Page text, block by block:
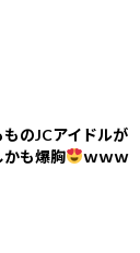
ものJCアイドルが
かも爆胸
ｗｗｗ